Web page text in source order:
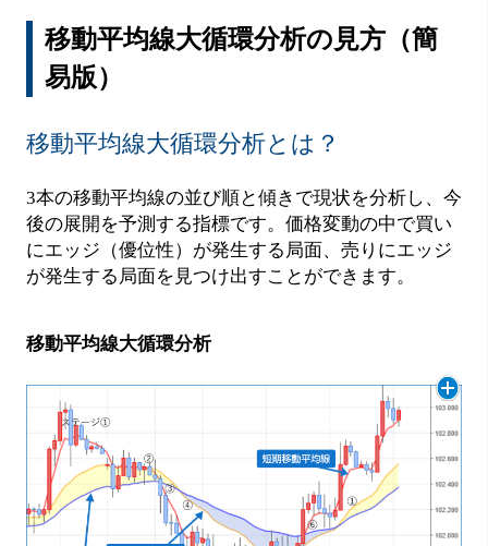
移動平均線大循環分析の見方（簡
易版）
移動平均線大循環分析とは？
3本の移動平均線の並び順と傾きで現状を分析し、今
後の展開を予測する指標です。価格変動の中で買い
にエッジ（優位性）が発生する局面、売りにエッジ
が発生する局面を見つけ出すことができます。
移動平均線大循環分析